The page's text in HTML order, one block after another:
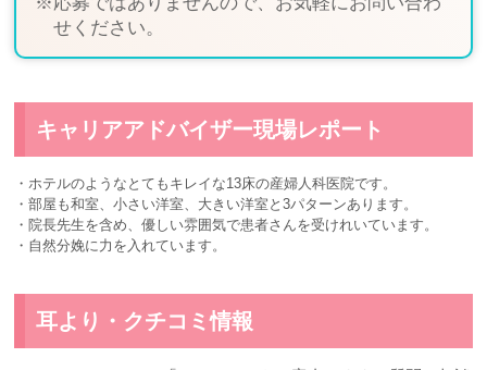
せください。
キャリアアドバイザー現場レポート
・ホテルのようなとてもキレイな13床の産婦人科医院です。
・部屋も和室、小さい洋室、大きい洋室と3パターンあります。
・院長先生を含め、優しい雰囲気で患者さんを受けれいています。
・自然分娩に力を入れています。
耳より・クチコミ情報